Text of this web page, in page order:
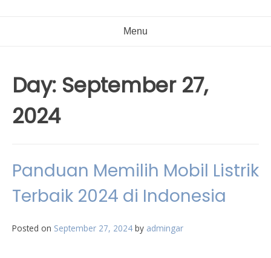
Menu
Day: September 27,
2024
Panduan Memilih Mobil Listrik
Terbaik 2024 di Indonesia
Posted on September 27, 2024 by admingar